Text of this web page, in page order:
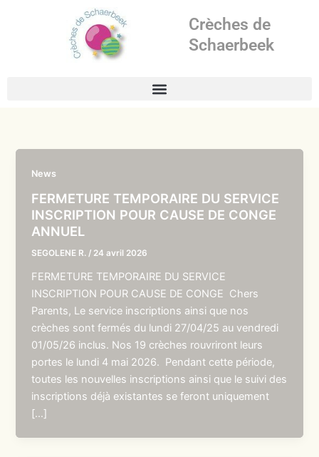
Crèches de
Schaerbeek
News
FERMETURE TEMPORAIRE DU SERVICE
INSCRIPTION POUR CAUSE DE CONGE
ANNUEL
SEGOLENE R. / 24 avril 2026
FERMETURE TEMPORAIRE DU SERVICE
INSCRIPTION POUR CAUSE DE CONGE Chers
Parents, Le service inscriptions ainsi que nos
crèches sont fermés du lundi 27/04/25 au vendredi
01/05/26 inclus. Nos 19 crèches rouvriront leurs
portes le lundi 4 mai 2026. Pendant cette période,
toutes les nouvelles inscriptions ainsi que le suivi des
inscriptions déjà existantes se feront uniquement
[…]